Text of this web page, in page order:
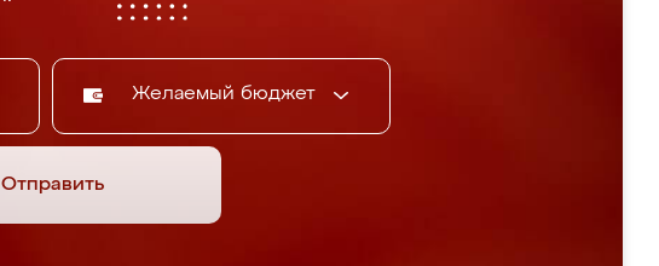
Желаемый бюджет
Отправить